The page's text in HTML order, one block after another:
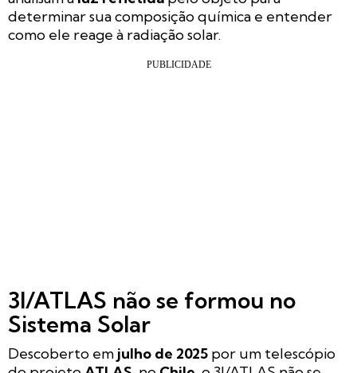
determinar sua composição química e entender
como ele reage à radiação solar.
3I/ATLAS não se formou no
Sistema Solar
Descoberto em julho de 2025 por um telescópio